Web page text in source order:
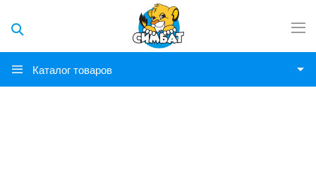
Каталог товаров